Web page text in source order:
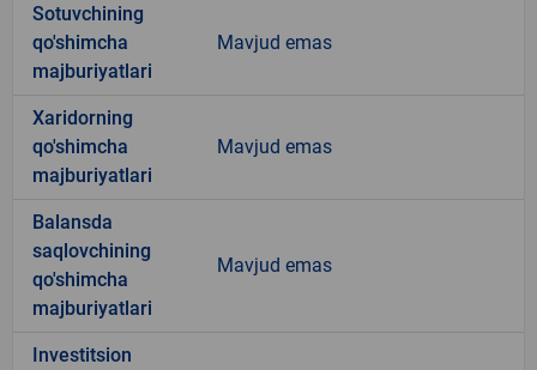
Sotuvchining
qo'shimcha
majburiyatlari
Mavjud emas
Xaridorning
qo'shimcha
majburiyatlari
Mavjud emas
Balansda
saqlovchining
qo'shimcha
majburiyatlari
Mavjud emas
Investitsion